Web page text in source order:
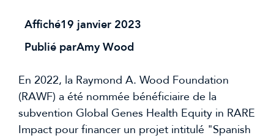
Affiché19 janvier 2023
Publié parAmy Wood
En 2022, la Raymond A. Wood Foundation
(RAWF) a été nommée bénéficiaire de la
subvention Global Genes Health Equity in RARE
Impact pour financer un projet intitulé "Spanish